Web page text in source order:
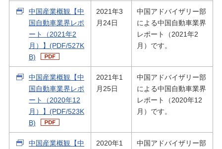
中国産業概観【中
国自動車業界レポ
ート（2021年2
月）】(PDF/527K
B)
2021年3
月24日
中国アドバイザリー部
による中国自動車業界
レポート（2021年2
月）です。
中国産業概観【中
国自動車業界レポ
ート（2020年12
月）】(PDF/523K
B)
2021年1
月25日
中国アドバイザリー部
による中国自動車業界
レポート（2020年12
月）です。
中国産業概観【中
2020年1
中国アドバイザリー部